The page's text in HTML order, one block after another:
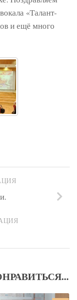
«Талант-
и ещё много